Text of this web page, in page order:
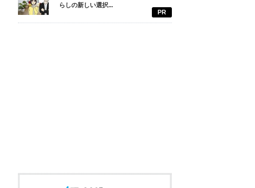
らしの新しい選択...
PR